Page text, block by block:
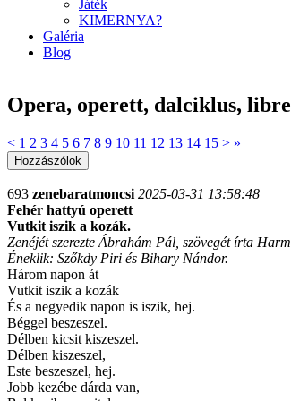
Játék
KIMERNYA?
Galéria
Blog
Opera, operett, dalciklus,
< 1 2 3 4 5 6 7 8 9 10 11 12 13 14 15 > »
693 zenebaratmoncsi 2025-03-31 13:58:48
Fehér hattyú operett
Vutkit iszik a kozák.
Zenéjét szerezte Ábrahám Pál, szövegét írta
Éneklik: Szőkdy Piri és Bihary Nándor.
Három napon át
Vutkit iszik a kozák
És a negyedik napon is iszik, hej.
Béggel beszeszel.
Délben kicsit kiszeszel.
Délben kiszeszel,
Este beszeszel, hej.
Jobb kezébe dárda van,